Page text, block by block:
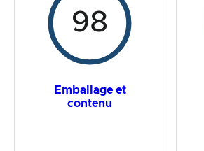
98
Emballage et
contenu